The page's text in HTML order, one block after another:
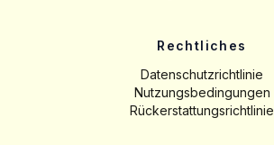
Rechtliches
Datenschutzrichtlinie
Nutzungsbedingungen
Rückerstattungsrichtlinie